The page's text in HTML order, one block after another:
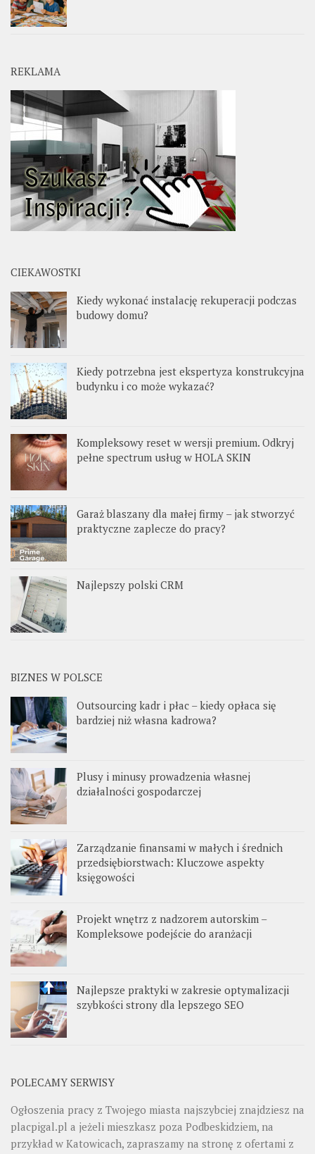
REKLAMA
CIEKAWOSTKI
Kiedy wykonać instalację rekuperacji podczas
budowy domu?
Kiedy potrzebna jest ekspertyza konstrukcyjna
budynku i co może wykazać?
Kompleksowy reset w wersji premium. Odkryj
pełne spectrum usług w HOLA SKIN
Garaż blaszany dla małej firmy – jak stworzyć
praktyczne zaplecze do pracy?
Najlepszy polski CRM
BIZNES W POLSCE
Outsourcing kadr i płac – kiedy opłaca się
bardziej niż własna kadrowa?
Plusy i minusy prowadzenia własnej
działalności gospodarczej
Zarządzanie finansami w małych i średnich
przedsiębiorstwach: Kluczowe aspekty
księgowości
Projekt wnętrz z nadzorem autorskim –
Kompleksowe podejście do aranżacji
Najlepsze praktyki w zakresie optymalizacji
szybkości strony dla lepszego SEO
POLECAMY SERWISY
Ogłoszenia pracy z Twojego miasta najszybciej znajdziesz na
placpigal.pl a jeżeli mieszkasz poza Podbeskidziem, na
przykład w Katowicach, zapraszamy na stronę z ofertami z